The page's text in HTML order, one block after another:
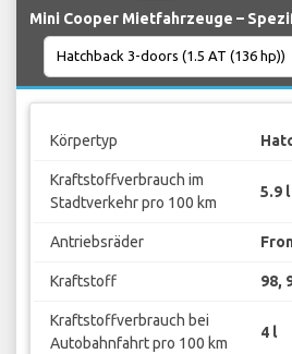
Mini Cooper Mietfahrzeuge –
Körpertyp
Kraftstoffverbrauch im
Stadtverkehr pro 100 km
5.9 l
Antriebsräder
Kraftstoff 98,
Kraftstoffverbrauch bei
Autobahnfahrt pro 100 km
4 l